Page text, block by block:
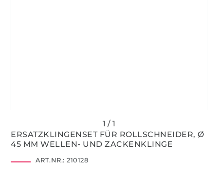
ERSATZKLINGENSET FÜR ROLLSCHNEIDER, Ø
45 MM WELLEN- UND ZACKENKLINGE
ART.NR.: 210128